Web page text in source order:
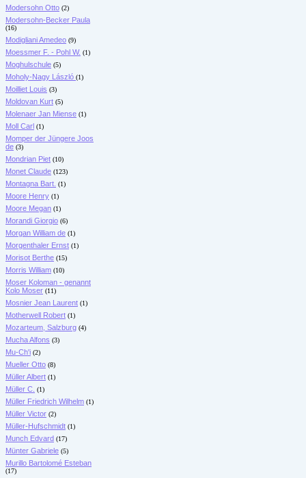
Modersohn Otto (2)
Modersohn-Becker Paula
(16)
Modigliani Amedeo (9)
Moessmer F. - Pohl W. (1)
Moghulschule (5)
Moholy-Nagy László (1)
Moilliet Louis (3)
Moldovan Kurt (5)
Molenaer Jan Miense (1)
Moll Carl (1)
Momper der Jüngere Joos
de (3)
Mondrian Piet (10)
Monet Claude (123)
Montagna Bart. (1)
Moore Henry (1)
Moore Megan (1)
Morandi Giorgio (6)
Morgan William de (1)
Morgenthaler Ernst (1)
Morisot Berthe (15)
Morris William (10)
Moser Koloman - genannt
Kolo Moser (11)
Mosnier Jean Laurent (1)
Motherwell Robert (1)
Mozarteum, Salzburg (4)
Mucha Alfons (3)
Mu-Ch'i (2)
Mueller Otto (8)
Müller Albert (1)
Müller C. (1)
Müller Friedrich Wilhelm (1)
Müller Victor (2)
Müller-Hufschmidt (1)
Munch Edvard (17)
Münter Gabriele (5)
Murillo Bartolomé Esteban
(17)